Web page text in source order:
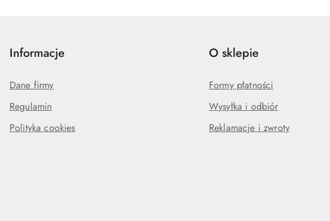
Informacje
Dane firmy
Regulamin
Polityka cookies
O sklepie
Formy płatności
Wysyłka i odbiór
Reklamacje i zwroty